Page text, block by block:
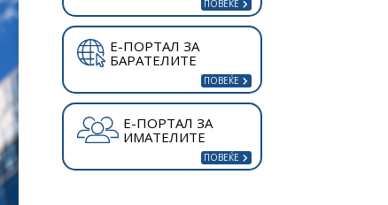
Е-ПОРТАЛ ЗА
БАРАТЕЛИТЕ
Е-ПОРТАЛ ЗА
ИМАТЕЛИТЕ